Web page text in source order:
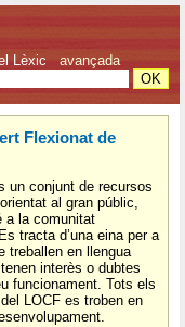
Lèxic avançada
Flexionat de
un conjunt de recursos
al gran públic,
a la comunitat
tracta d’una eina per a
treballen en llengua
interès o dubtes
funcionament. Tots els
LOCF es troben en